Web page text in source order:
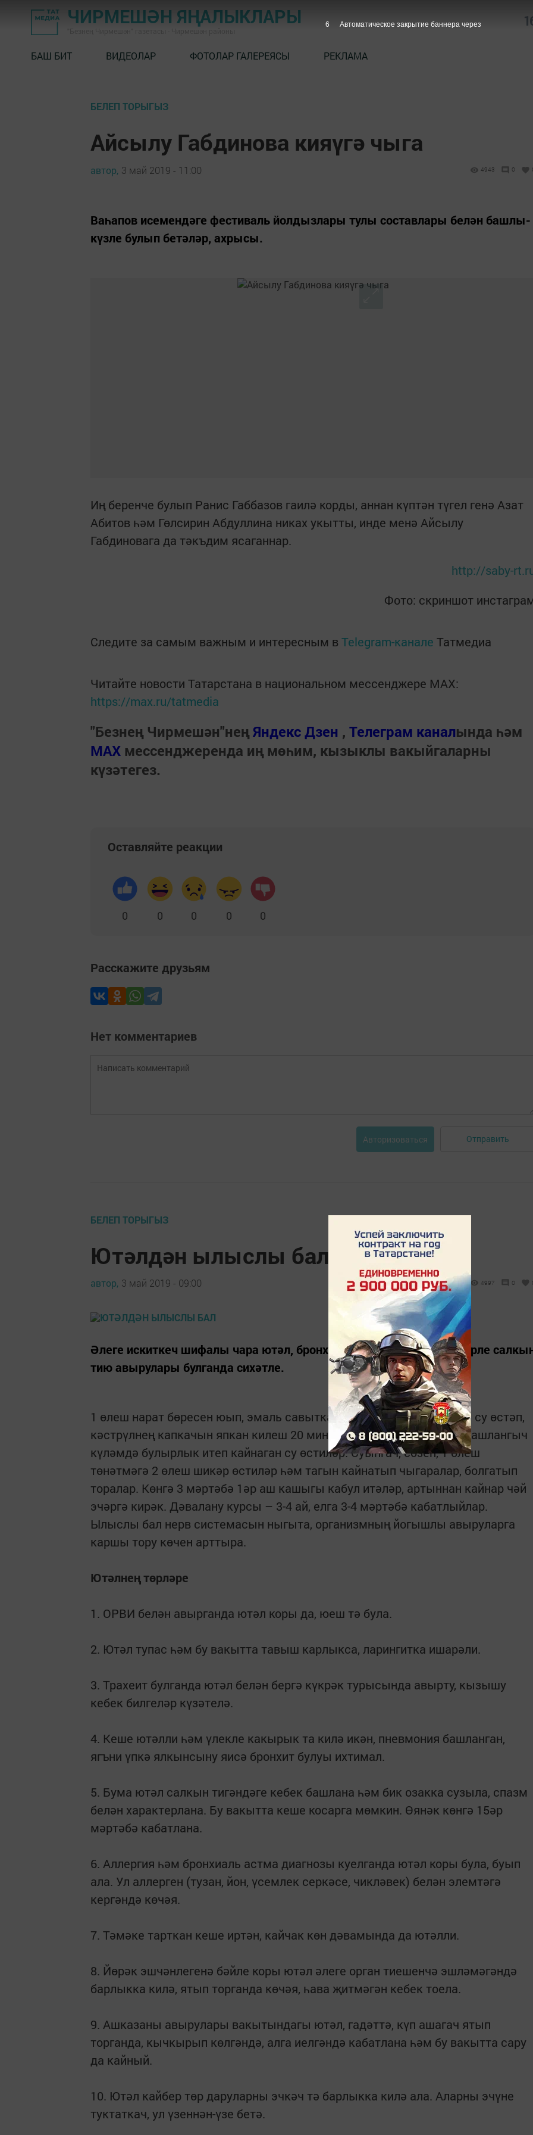
ЧИРМЕШӘН ЯҢАЛЫКЛАРЫ
БАШ БИТ ВИДЕОЛАР ФОТОЛАР ГАЛЕРЕЯСЫ РЕКЛАМА
БЕЛЕП ТОРЫГЫЗ
Айсылу Габдинова кияүгә чыга
автор, 3 май 2019 - 11:00 4943 0
Ваһапов исемендәге фестиваль йолдызлары тулы составлары белән башлы-
күзле булып бетәләр, ахрысы.
Иң беренче булып Ранис Габбазов гаилә корды, аннан күптән түгел генә Азат
Абитов һәм Гөлсирин Абдуллина никах укытты, инде менә Айсылу
Габдиновага да тәкъдим ясаганнар.
http://saby-
Фото: скриншот
Следите за самым важным и интересным в Telegram-канале Татмедиа
Читайте новости Татарстана в национальном мессенджере MАХ:
https://max.ru/tatmedia
"Безнең Чирмешән"неңЯндекс Дзен , Телеграм каналында һәм
МАХ мессенджеренда иң мөһим, кызыклы вакыйгаларны
күзәтегез.
Оставляйте реакции
0 0 0 0 0
Расскажите друзьям
Нет комментариев
Авторизоваться Отправить
БЕЛЕП ТОРЫГЫЗ
Ютәлдән ылыслы бал
автор, 3 май 2019 - 09:00 4997 0
Әлеге искиткеч шифалы чара ютәл, бронхит, трахеит һәм башка төрле
тию авырулары булганда сихәтле.
1 өлеш нарат бөресен юып, эмаль са­вытка салалар. 3 өлеш салкын су өс­тәп,
кәстрүлнең капкачын япкан килеш 20 минут кайнаталар. Төнәтмә баш­лангыч
күләмдә булырлык итеп кай­наган су өстиләр. Суынгач, сөзеп, 1 өлеш
төнәтмәгә 2 өлеш шикәр өстиләр һәм тагын кайнатып чыгаралар, болгатып
торалар. Көнгә 3 мәртәбә 1әр аш кашыгы кабул итәләр, артыннан кайнар чәй
эчәргә кирәк. Дәвалану курсы – 3-4 ай, елга 3-4 мәртәбә кабатлыйлар.
Ылыслы бал нерв системасын ныгыта, организмның йогышлы авыруларга
каршы тору көчен арттыра.
Ютәлнең төрләре
1. ОРВИ белән авырганда ютәл коры да, юеш тә була.
2. Ютәл тупас һәм бу вакытта тавыш карлыкса, ларингитка ишарәли.
3. Трахеит булганда ютәл белән бергә күкрәк турысында авырту, кызышу
кебек билгеләр күзәтелә.
4. Кеше ютәлли һәм үлекле какырык та килә икән, пневмония башланган,
ягъни үпкә ялкынсыну яисә бронхит булуы ихтимал.
5. Бума ютәл салкын тигәндәге кебек башлана һәм бик озакка сузыла, спазм
белән характерлана. Бу вакытта кеше косарга мөмкин. Өянәк көнгә 15әр
мәртәбә кабатлана.
6. Аллергия һәм бронхиаль астма диагнозы куелганда ютәл коры була, буып
ала. Ул аллерген (тузан, йон, үсемлек серкәсе, чикләвек) белән элемтәгә
кергәндә көчәя.
7. Тәмәке тарткан кеше иртән, кайчак көн дәва­мында да ютәлли.
8. Йөрәк эшчәнлегенә бәйле коры ютәл әлеге орган тиешенчә эшләмә­гәндә
барлыкка килә, ятып торганда көчәя, һава җитмәгән кебек тоела.
9. Ашказаны авырулары вакытындагы ютәл, гадәттә, күп ашагач ятып
торганда, кычкырып көлгәндә, алга иелгәндә кабатлана һәм бу вакытта сару
да кайный.
10. Ютәл кайбер төр даруларны эчкәч тә барлыкка килә ала. Аларны эчүне
туктаткач, ул үзеннән-үзе бетә.
5 Автоматическое закрытие баннера через